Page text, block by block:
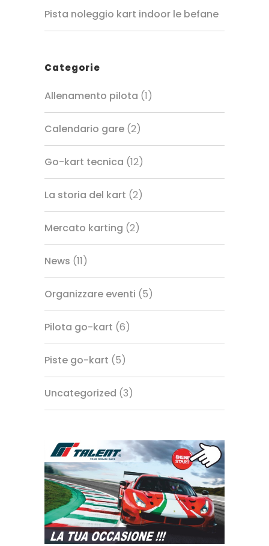
Pista noleggio kart indoor le befane
Categorie
Allenamento pilota (1)
Calendario gare (2)
Go-kart tecnica (12)
La storia del kart (2)
Mercato karting (2)
News (11)
Organizzare eventi (5)
Pilota go-kart (6)
Piste go-kart (5)
Uncategorized (3)